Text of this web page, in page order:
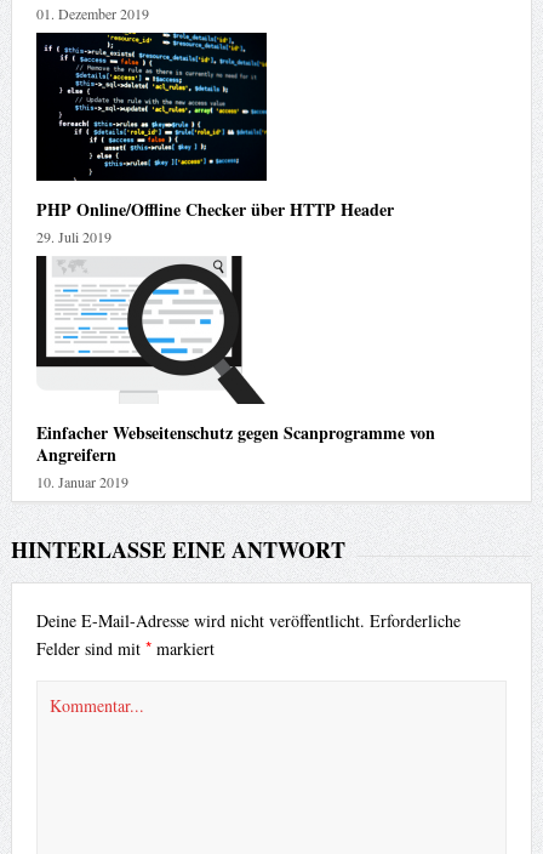
01. Dezember 2019
PHP Online/Offline Checker über HTTP Header
29. Juli 2019
Einfacher Webseitenschutz gegen Scanprogramme von
Angreifern
10. Januar 2019
HINTERLASSE EINE ANTWORT
Deine E-Mail-Adresse wird nicht veröffentlicht. Erforderliche
Felder sind mit *markiert